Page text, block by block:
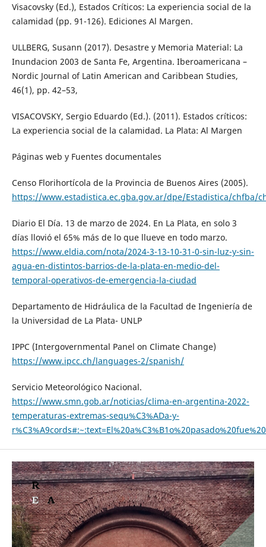
Visacovsky (Ed.), Estados Críticos: La experiencia social de la
calamidad (pp. 91-126). Ediciones Al Margen.
ULLBERG, Susann (2017). Desastre y Memoria Material: La
Inundacion 2003 de Santa Fe, Argentina. Iberoamericana –
Nordic Journal of Latin American and Caribbean Studies,
46(1), pp. 42–53,
VISACOVSKY, Sergio Eduardo (Ed.). (2011). Estados críticos:
La experiencia social de la calamidad. La Plata: Al Margen
Páginas web y Fuentes documentales
Censo Florihortícola de la Provincia de Buenos Aires (2005).
https://www.estadistica.ec.gba.gov.ar/dpe/Estadistica/chfba/
Diario El Día. 13 de marzo de 2024. En La Plata, en solo 3
días llovió el 65% más de lo que llueve en todo marzo.
https://www.eldia.com/nota/2024-3-13-10-31-0-sin-luz-y-sin-
agua-en-distintos-barrios-de-la-plata-en-medio-del-
temporal-operativos-de-emergencia-la-ciudad
Departamento de Hidráulica de la Facultad de Ingeniería de
la Universidad de La Plata- UNLP
IPPC (Intergovernmental Panel on Climate Change)
https://www.ipcc.ch/languages-2/spanish/
Servicio Meteorológico Nacional.
https://www.smn.gob.ar/noticias/clima-en-argentina-2022-
temperaturas-extremas-sequ%C3%ADa-y-